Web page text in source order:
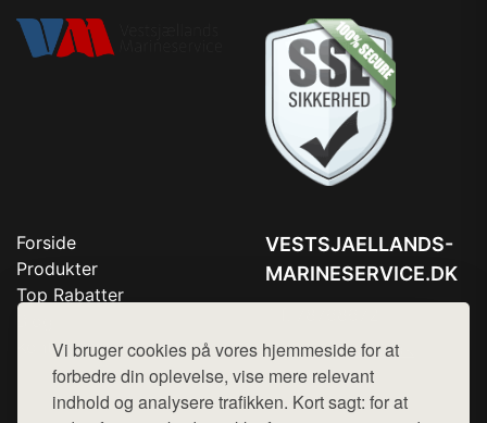
Vi bruger cookies på vores hjemmeside for at
forbedre din oplevelse, vise mere relevant
indhold og analysere trafikken. Kort sagt: for at
Forside
Produkter
Top Rabatter
Kontakt
VESTSJAELLANDS-
MARINESERVICE.DK
Mail:hej@want.dk
Cookie- og privatlivspolitik